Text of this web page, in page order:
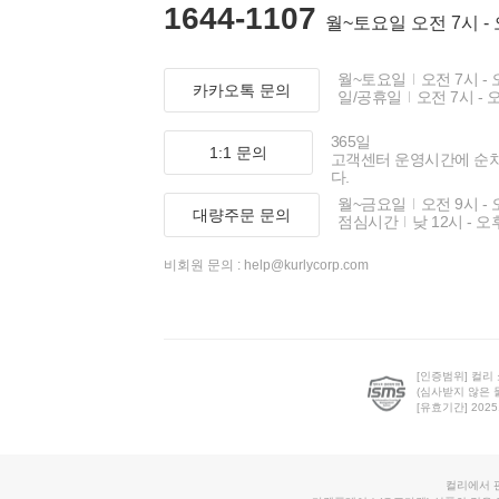
1644-1107 월~토요일 오전 7시 -
카카오톡 문의
월~토요일
오전 7시 -
일/공휴일
오전 7시 -
1:1 문의
365일
고객센터 운영시간에 순
다.
대량주문 문의
월~금요일
오전 9시 -
점심시간
낮 12시 - 오
비회원 문의 : help@kurlycorp.com
[인증범위] 컬리
(심사받지 않은
[유효기간]
컬리에서